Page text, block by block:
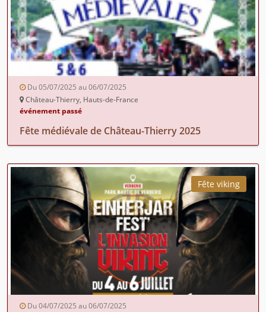
Du 05/07/2025 au 06/07/2025
Château-Thierry, Hauts-de-France
événement passé
Fête médiévale de Château-Thierry 2025
Fête viking
Du 04/07/2025 au 06/07/2025